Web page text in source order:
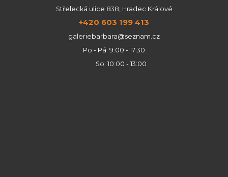
Střelecká ulice 838, Hradec Králové
+420 603 199 413
galeriebarbara@seznam.cz
Po - Pá: 9:00 - 17:30
So: 10:00 - 13:00